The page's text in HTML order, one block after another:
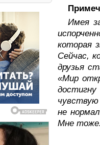
Имея
которая
Сейчас,
друзья
«Мир
не
Мне